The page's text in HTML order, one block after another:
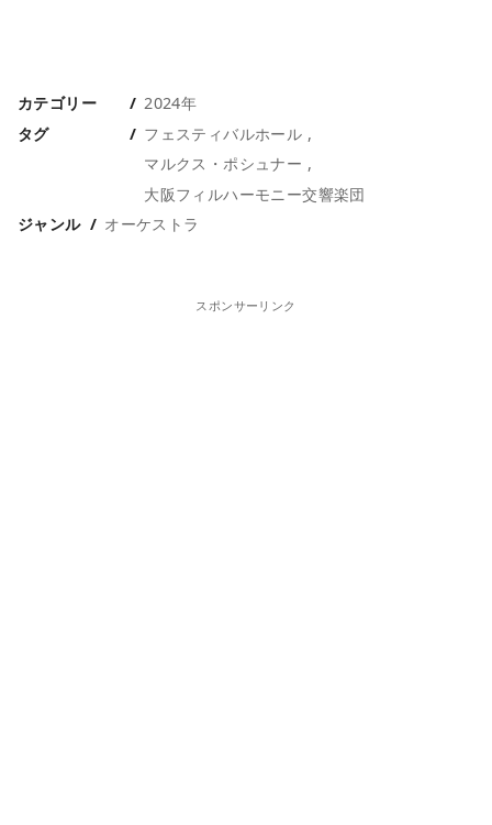
カテゴリー
2024年
タグ
フェスティバルホール
マルクス・ポシュナー
大阪フィルハーモニー交響楽団
ジャンル
オーケストラ
スポンサーリンク